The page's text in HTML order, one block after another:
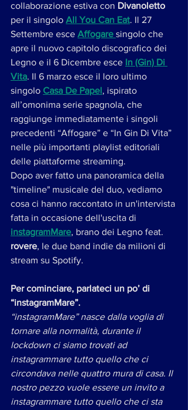
collaborazione estiva con Divanoletto
per il singolo All You Can Eat. Il 27
Settembre esce Affogare singolo che
apre il nuovo capitolo discografico dei
Legno e il 6 Dicembre esce In (Gin) Di
Vita. Il 6 marzo esce il loro ultimo
singolo Casa De Papel, ispirato
all’omonima serie spagnola, che
raggiunge immediatamente i singoli
precedenti “Affogare” e “In Gin Di Vita”
nelle più importanti playlist editoriali
delle piattaforme streaming.
Dopo aver fatto una panoramica della
"timeline" musicale del duo, vediamo
cosa ci hanno raccontato in un'intervista
fatta in occasione dell'uscita di
instagramMare, brano dei Legno feat.
rovere, le due band indie da milioni di
stream su Spotify.
Per cominciare, parlateci un po’ di ​
“instagramMare”.
“instagramMare” nasce dalla voglia di
tornare alla normalità, durante il
lockdown ci siamo trovati ad
instagrammare tutto quello che ci
circondava nelle quattro mura di casa. Il
nostro pezzo vuole essere un invito a
instagrammare tutto quello che ci sta